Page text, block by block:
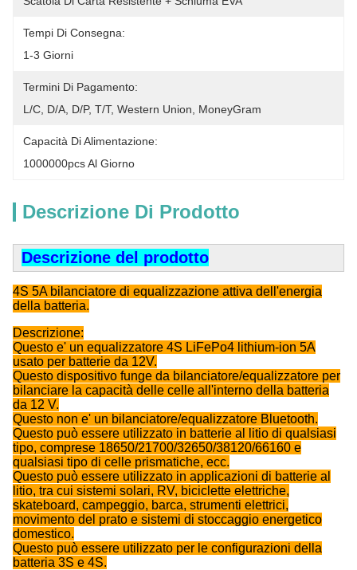
Tempi Di Consegna:
1-3 Giorni
Termini Di Pagamento:
L/C, D/A, D/P, T/T, Western Union, MoneyGram
Capacità Di Alimentazione:
1000000pcs Al Giorno
Descrizione Di Prodotto
Descrizione del prodotto
4S 5A bilanciatore di equalizzazione attiva dell'energia
della batteria.
Descrizione:
Questo e' un equalizzatore 4S LiFePo4 lithium-ion 5A
usato per batterie da 12V.
Questo dispositivo funge da bilanciatore/equalizzatore per
bilanciare la capacità delle celle all'interno della batteria
da 12 V.
Questo non e' un bilanciatore/equalizzatore Bluetooth.
Questo può essere utilizzato in batterie al litio di qualsiasi
tipo, comprese 18650/21700/32650/38120/66160 e
qualsiasi tipo di celle prismatiche, ecc.
Questo può essere utilizzato in applicazioni di batterie al
litio, tra cui sistemi solari, RV, biciclette elettriche,
skateboard, campeggio, barca, strumenti elettrici,
movimento del prato e sistemi di stoccaggio energetico
domestico.
Questo può essere utilizzato per le configurazioni della
batteria 3S e 4S.